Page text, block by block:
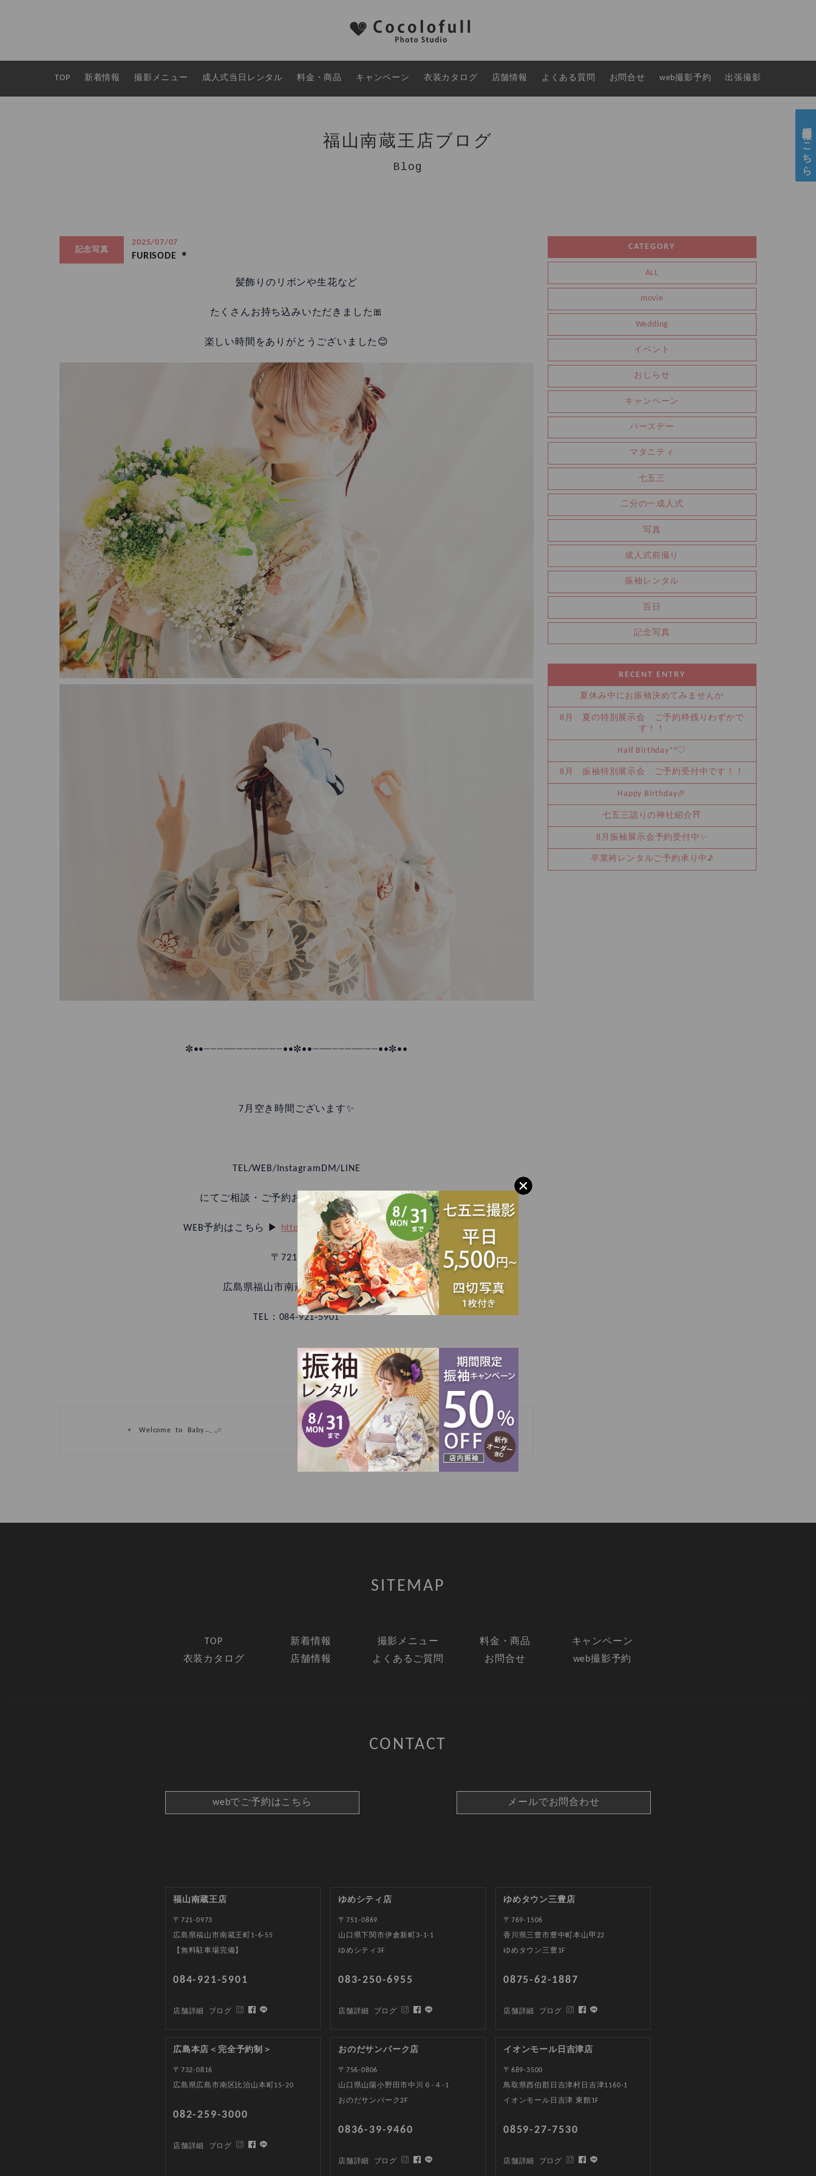
TOP 新着情報 撮影メニュー 成人式当日レンタル 料金・商品 キャンペーン 衣装カタログ 店舗情報 よくある質問 お問合せ web撮影予約 出張撮影
福山南蔵王店ブログ
Blog
記念写真
2025/07/07
FURISODE ＊
髪飾りのリボンや生花など
たくさんお持ち込みいただきました🎀
楽しい時間をありがとうございました😊
✼••┈┈┈┈┈┈┈┈┈┈┈┈••✼••┈┈┈┈┈┈┈┈┈┈••✼••
7月空き時間ございます✨
TEL/WEB/InstagramDM/LINE
にてご相談・ご予約お待ちしております💐
WEB予約はこちら ▶︎ https://cocolofull.jp/reserve/
〒721-0973
広島県福山市南蔵王町1丁目6-55
TEL：084-921-5901
« Welcome to Baby𓂃 𓈒𓏸 2分の１成人 撮影 »
CATEGORY
ALL
movie
Wedding
イベント
おしらせ
キャンペーン
バースデー
マタニティ
七五三
二分の一成人式
写真
成人式前撮り
振袖レンタル
百日
記念写真
RECENT ENTRY
夏休み中にお振袖決めてみませんか
8月 夏の特別展示会 ご予約枠残りわずかで
す！！
Half Birthday‪‪*°♡
8月 振袖特別展示会 ご予約受付中です！！
Happy Birthday🎉
七五三詣りの神社紹介⛩️
8月振袖展示会予約受付中✨
卒業袴レンタルご予約承り中♪
SITEMAP
TOP 新着情報 撮影メニュー 料金・商品
キャンペーン
衣装カタログ
店舗情報 よくあるご質問 お問合せ web撮影予約
CONTACT
webでご予約はこちら メールでお問合わせ
福山南蔵王店
〒721-0973
広島県福山市南蔵王町1-6-55
【無料駐車場完備】
084-921-5901
店舗詳細 ブログ
ゆめシティ店
〒751-0869
山口県下関市伊倉新町3-1-1
ゆめシティ3F
083-250-6955
店舗詳細 ブログ
ゆめタウン三豊店
〒769-1506
香川県三豊市豊中町本山甲22
ゆめタウン三豊1F
0875-62-1887
店舗詳細 ブログ
広島本店＜完全予約制＞
〒732-0816
広島県広島市南区比治山本町15-20
082-259-3000
店舗詳細 ブログ
おのだサンパーク店
〒756-0806
山口県山陽小野田市中川６-４-1
おのだサンパーク2F
0836-39-9460
店舗詳細 ブログ
イオンモール日吉津店
〒689-3500
鳥取県西伯郡日吉津村日吉津1160-1
イオンモール日吉津 東館1F
0859-27-7530
店舗詳細 ブログ
採用情報はこちら